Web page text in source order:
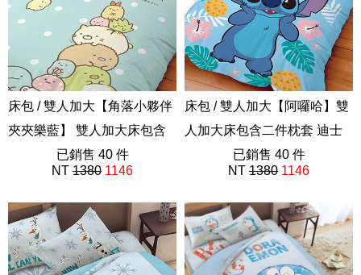
床包 / 雙人加大【角落小夥伴
夾夾樂藍】 雙人加大床包含
二件枕套 角落生物
ABE201
已銷售 40 件
NT 1380 1146
床包 / 雙人加大【阿囉哈】雙
人加大床包含二件枕套 迪士
尼 史迪奇
ABE201
已銷售 40 件
NT 1380 1146